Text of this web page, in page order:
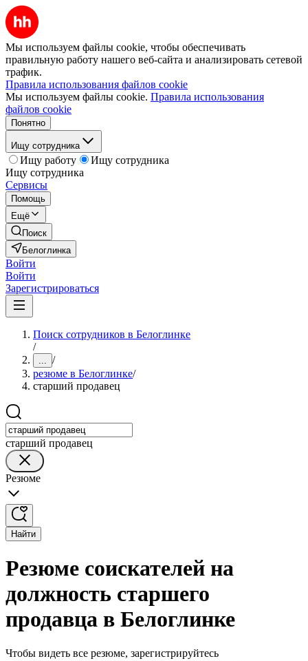
Мы используем файлы cookie, чтобы обеспечивать
правильную работу нашего веб-сайта и анализировать сетевой
трафик.
Правила использования файлов cookie
Мы используем файлы cookie. Правила использования
файлов cookie
Понятно
Ищу сотрудника
Ищу работу
Ищу сотрудника
Ищу сотрудника
Сервисы
Помощь
Ещё
Поиск
Белоглинка
Войти
Войти
Зарегистрироваться
Поиск сотрудников в Белоглинке
/
... /
резюме в Белоглинке/
старший продавец
старший продавец
Резюме
Найти
Резюме соискателей на
должность старшего
продавца в Белоглинке
Чтобы видеть все резюме, зарегистрируйтесь